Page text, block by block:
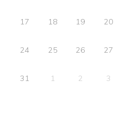
17 18 19 20
24 25 26 27
31 1 2 3